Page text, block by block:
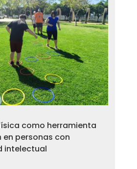
como herramienta
en personas con
intelectual